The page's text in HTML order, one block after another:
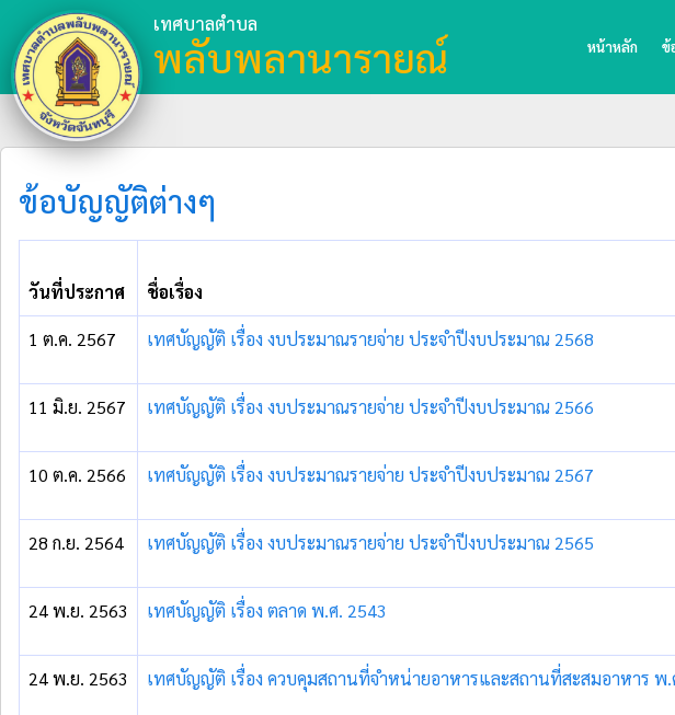
เทศบาลตำบล
พลับพลานารายณ์ หน้าหลัก ข้
ข้อบัญญัติต่างๆ
วันที่ประกาศ ชื่อเรื่อง
1 ต.ค. 2567 เทศบัญญัติ เรื่อง งบประมาณรายจ่าย ประจำปีงบประมาณ 2568
11 มิ.ย. 2567 เทศบัญญัติ เรื่อง งบประมาณรายจ่าย ประจำปีงบประมาณ 2566
10 ต.ค. 2566 เทศบัญญัติ เรื่อง งบประมาณรายจ่าย ประจำปีงบประมาณ 2567
28 ก.ย. 2564 เทศบัญญัติ เรื่อง งบประมาณรายจ่าย ประจำปีงบประมาณ 2565
24 พ.ย. 2563 เทศบัญญัติ เรื่อง ตลาด พ.ศ. 2543
24 พ.ย. 2563 เทศบัญญัติ เรื่อง ควบคุมสถานที่จำหน่ายอาหารและสถานที่สะสมอาหาร พ.